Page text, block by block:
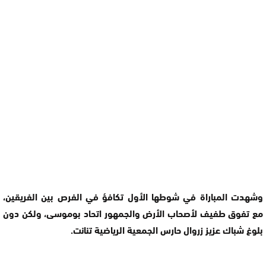
وشهدت المباراة في شوطها الأول تكافؤ في الفرص بين الفريقين،
مع تفوق طفيف لأصحاب الأرض والجمهور اتحاد بوموسى، ولكن دون
بلوغ شباك عزيز زروال حارس الجمعية الرياضية تنانت.